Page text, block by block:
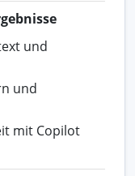
und
und
mit Copilot